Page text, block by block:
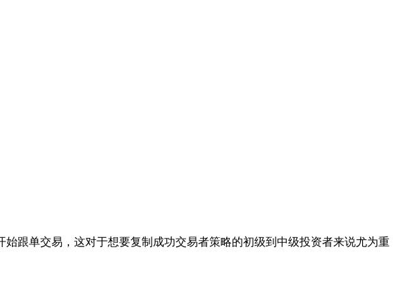
跟单交易，这对于想要复制成功交易者策略的初级到中级投资者来说尤为重